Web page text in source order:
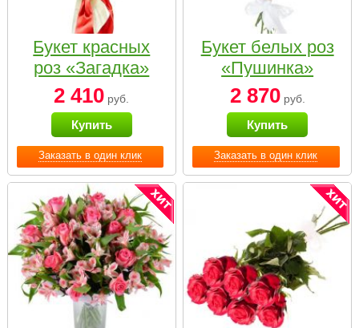
Заказать в один клик
Букет красных
роз «Загадка»
2 410 руб.
Купить
Заказать в один клик
Букет белых роз
«Пушинка»
2 870руб.
Купить